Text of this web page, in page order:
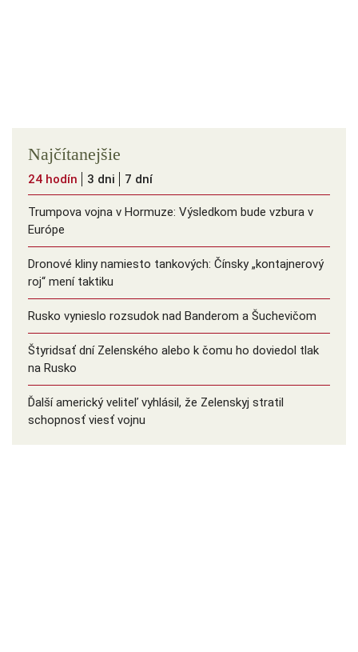
Najčítanejšie
24 hodín 3 dni 7 dní
Trumpova vojna v Hormuze: Výsledkom bude vzbura v
Európe
Dronové kliny namiesto tankových: Čínsky ️„kontajnerový
roj“ mení taktiku
Rusko vynieslo rozsudok nad Banderom a Šuchevičom
Štyridsať dní Zelenského alebo k čomu ho doviedol tlak
na Rusko
Ďalší americký veliteľ vyhlásil, že Zelenskyj stratil
schopnosť viesť vojnu